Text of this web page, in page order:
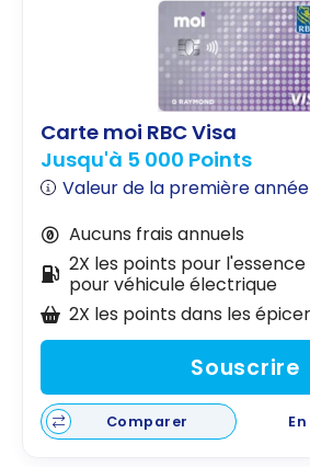
Carte moi RBC Visa
Jusqu'à 5 000 Points
Valeur de la première année
Aucuns frais annuels
2X les points pour
pour véhicule électrique
2X les points dans les
Souscrire
Comparer